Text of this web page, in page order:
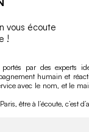
!
humain et
avec le nom, et le
être à l’écoute, c’est